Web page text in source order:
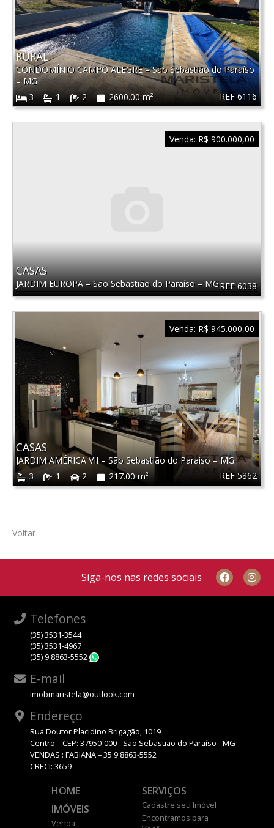
REF 6116
RURAL
CONDOMÍNIO CAMPO ALEGRE–São Sebastião do Paraíso
–MG
3
1 2 2600.00 m²
REF 6038
CASAS
JARDIM EUROPA–São Sebastião do Paraíso–MG
Venda: R$ 900.000,00
REF 5862
CASAS
JARDIM AMÉRICA VII– São Sebastião do Paraíso –MG
3
1 2 217.00 m²
Venda: R$ 945.000,00
Voltar
Siga-nos nas redes sociais
Telefones
(35) 3531-3544
(35) 3531-4967
(35) 9 8863-5552
E-mail
imobmaristela@outlook.com
Endereço
Rua Doutor Placidino Brigagão, 1019
Centro – CEP: 37950-000 - São Sebastião do Paraíso - MG
VENDAS : FABIANA – 35 9 8863-5552
CRECI: 3659
HOME
IMÓVEIS
Venda
SERVIÇOS
Cadastre seu Imóvel
Encontramos para